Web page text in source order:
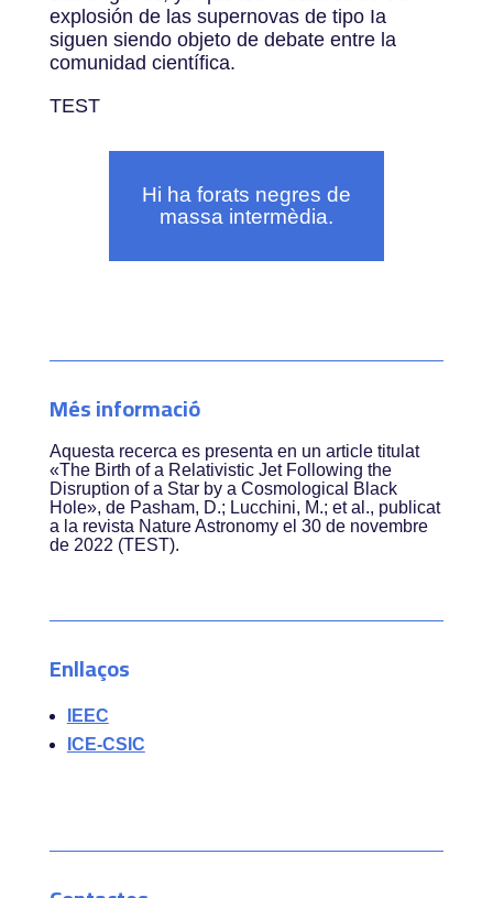
explosión de las supernovas de tipo Ia
siguen siendo objeto de debate entre la
comunidad científica.
TEST
Hi ha forats negres de
massa intermèdia.
Més informació
Aquesta recerca es presenta en un article titulat
«The Birth of a Relativistic Jet Following the
Disruption of a Star by a Cosmological Black
Hole», de Pasham, D.; Lucchini, M.; et al., publicat
a la revista Nature Astronomy el 30 de novembre
de 2022 (TEST).
Enllaços
IEEC
ICE-CSIC